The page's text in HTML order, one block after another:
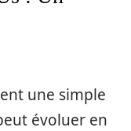
une simple
évoluer en